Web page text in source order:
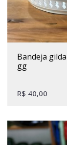
bandeja gilda peão porcelana
gg
R$ 40,00